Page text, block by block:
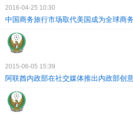
2016-04-25 10:30
中国商务旅行市场取代美国成为全球商
2015-06-05 15:39
阿联酋内政部在社交媒体推出内政部创